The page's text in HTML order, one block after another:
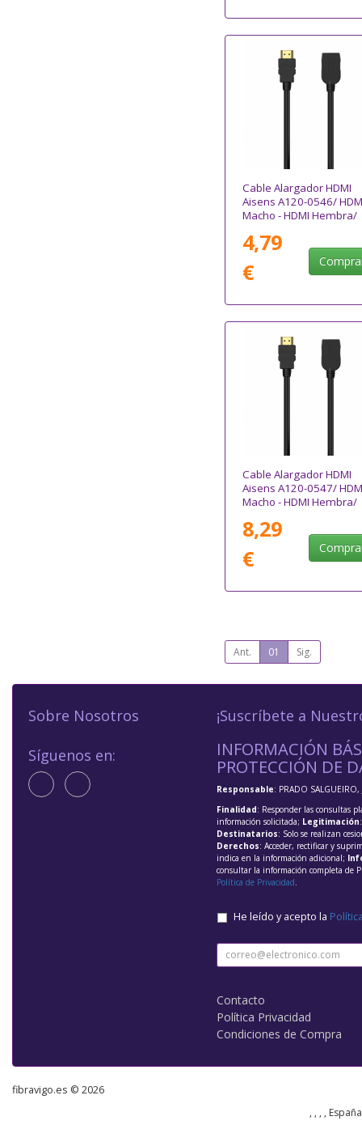
Cable Alargador HDMI
Aisens A120-0546/
Macho - HDMI Hembra/
3m/ Negro
4,79
€
Cable Alargador HDMI
Aisens A120-0547/
Macho - HDMI Hembra/
5m/ Negro
8,29
€
Ant. 01 Sig.
Sobre Nosotros
Síguenos en:
¡Suscríbete a
INFORMACIÓN
PROTECCIÓN DE
Responsable: PRADO SALGUEIRO,
Finalidad: Responder las consultas
información solicitada; Legitimación
Destinatarios: Solo se realizan
Derechos: Acceder, rectificar y
indica en la información adicional;
consultar la información completa de
Política de Privacidad.
He leído y acepto la
Contacto
Política Privacidad
Condiciones de Compra
fibravigo.es © 2026
, , , ,